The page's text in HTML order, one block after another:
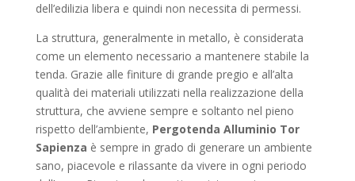
dell’edilizia libera e quindi non necessita di permessi.
La struttura, generalmente in metallo, è considerata
come un elemento necessario a mantenere stabile la
tenda. Grazie alle finiture di grande pregio e all’alta
qualità dei materiali utilizzati nella realizzazione della
struttura, che avviene sempre e soltanto nel pieno
rispetto dell’ambiente, Pergotenda Alluminio Tor
Sapienza è sempre in grado di generare un ambiente
sano, piacevole e rilassante da vivere in ogni periodo